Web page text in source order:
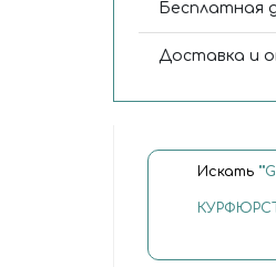
Бесплатная
Доставка и
Искать